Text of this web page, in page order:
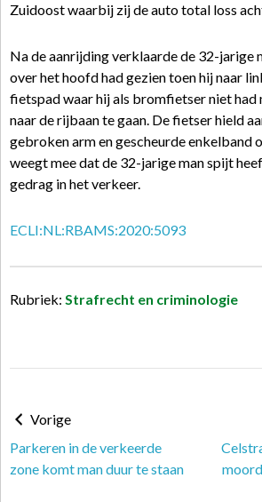
Zuidoost waarbij zij de auto total loss
Na de aanrijding verklaarde de 32-jarige
over het hoofd had gezien toen hij naar
fietspad waar hij als bromfietser niet had
naar de rijbaan te gaan. De fietser hield
gebroken arm en gescheurde enkelband
weegt mee dat de 32-jarige man spijt
gedrag in het verkeer.
ECLI:NL:RBAMS:2020:5093
Rubriek: Strafrecht en criminologie
Vorige
Parkeren in de verkeerde
zone komt man duur te staan